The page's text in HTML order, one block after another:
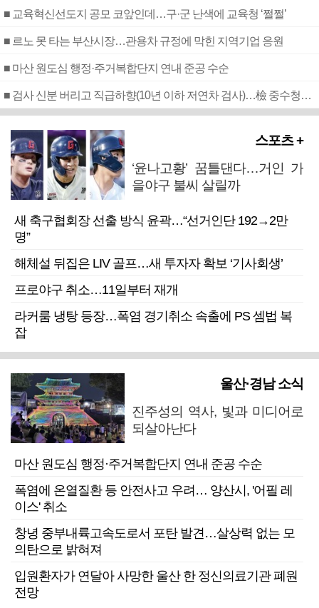
■ 교육혁신선도지 공모 코앞인데…구·군 난색에 교육청 ‘쩔쩔’
■ 르노 못 타는 부산시장…관용차 규정에 막힌 지역기업 응원
■ 마산 원도심 행정·주거복합단지 연내 준공 수순
■ 검사 신분 버리고 직급하향(10년 이하 저연차 검사)…檢 중수청행 기피
스포츠 +
‘윤나고황’ 꿈틀댄다…거인 가
을야구 불씨 살릴까
새 축구협회장 선출 방식 윤곽…“선거인단 192→2만
명”
해체설 뒤집은 LIV 골프…새 투자자 확보 ‘기사회생’
프로야구 취소…11일부터 재개
라커룸 냉탕 등장…폭염 경기취소 속출에 PS 셈법 복
잡
울산·경남 소식
진주성의 역사, 빛과 미디어로
되살아난다
마산 원도심 행정·주거복합단지 연내 준공 수순
폭염에 온열질환 등 안전사고 우려… 양산시, '어필 레
이스' 취소
창녕 중부내륙고속도로서 포탄 발견…살상력 없는 모
의탄으로 밝혀져
입원환자가 연달아 사망한 울산 한 정신의료기관 폐원
전망